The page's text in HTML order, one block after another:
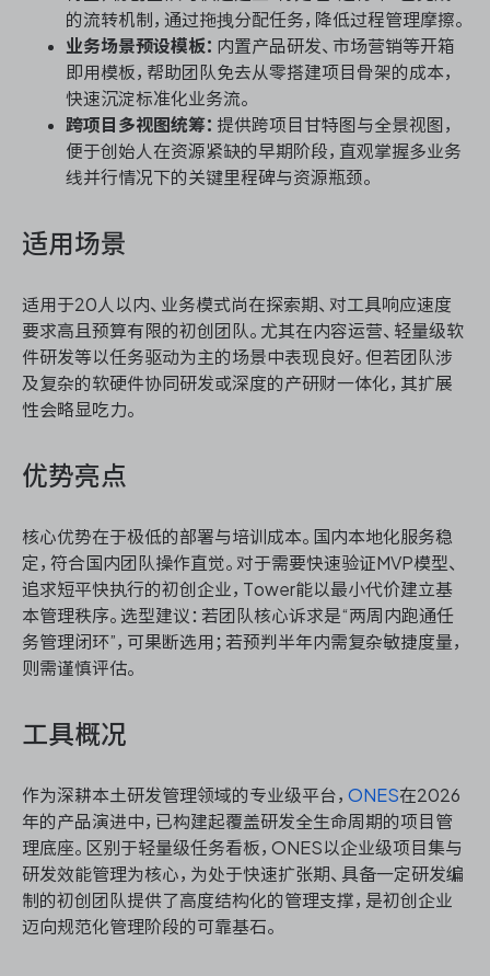
的流转机制，通过拖拽分配任务，降低过程管理摩擦。
业务场景预设模板： 内置产品研发、市场营销等开箱
即用模板，帮助团队免去从零搭建项目骨架的成本，
快速沉淀标准化业务流。
跨项目多视图统筹： 提供跨项目甘特图与全景视图，
便于创始人在资源紧缺的早期阶段，直观掌握多业务
线并行情况下的关键里程碑与资源瓶颈。
适用场景
适用于20人以内、业务模式尚在探索期、对工具响应速度
要求高且预算有限的初创团队。尤其在内容运营、轻量级软
件研发等以任务驱动为主的场景中表现良好。但若团队涉
及复杂的软硬件协同研发或深度的产研财一体化，其扩展
性会略显吃力。
优势亮点
核心优势在于极低的部署与培训成本。国内本地化服务稳
定，符合国内团队操作直觉。对于需要快速验证MVP模型、
追求短平快执行的初创企业，Tower能以最小代价建立基
本管理秩序。选型建议：若团队核心诉求是“两周内跑通任
务管理闭环”，可果断选用；若预判半年内需复杂敏捷度量，
则需谨慎评估。
工具概况
作为深耕本土研发管理领域的专业级平台， ONES在2026
年的产品演进中，已构建起覆盖研发全生命周期的项目管
理底座。区别于轻量级任务看板，ONES以企业级项目集与
研发效能管理为核心，为处于快速扩张期、具备一定研发编
制的初创团队提供了高度结构化的管理支撑，是初创企业
迈向规范化管理阶段的可靠基石。